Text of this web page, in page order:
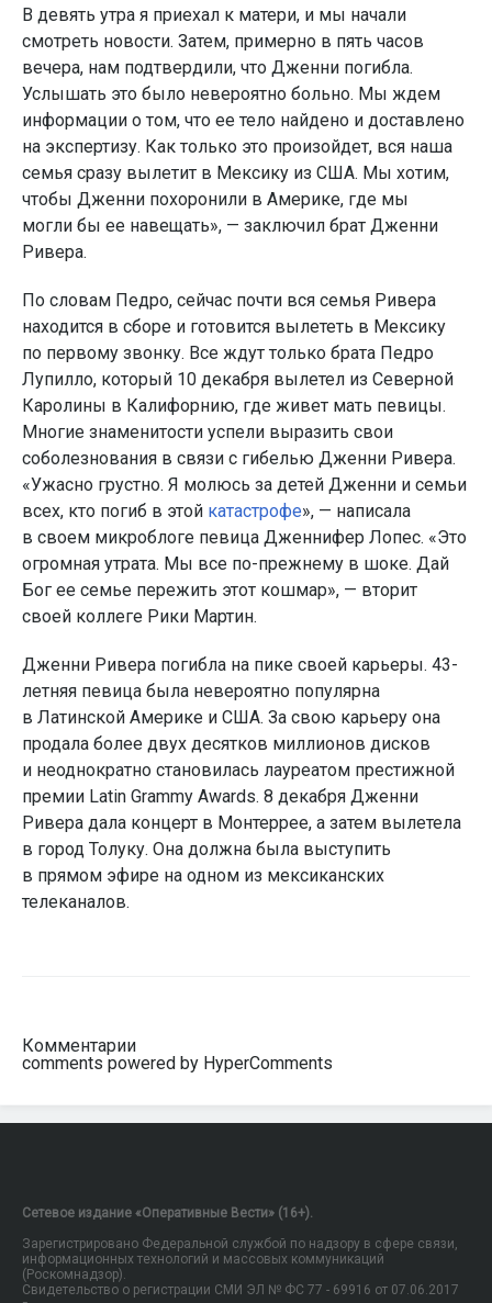
В девять утра я приехал к матери, и мы начали
смотреть новости. Затем, примерно в пять часов
вечера, нам подтвердили, что Дженни погибла.
Услышать это было невероятно больно. Мы ждем
информации о том, что ее тело найдено и доставлено
на экспертизу. Как только это произойдет, вся наша
семья сразу вылетит в Мексику из США. Мы хотим,
чтобы Дженни похоронили в Америке, где мы
могли бы ее навещать», — заключил брат Дженни
Ривера.
По словам Педро, сейчас почти вся семья Ривера
находится в сборе и готовится вылететь в Мексику
по первому звонку. Все ждут только брата Педро
Лупилло, который 10 декабря вылетел из Северной
Каролины в Калифорнию, где живет мать певицы.
Многие знаменитости успели выразить свои
соболезнования в связи с гибелью Дженни Ривера.
«Ужасно грустно. Я молюсь за детей Дженни и семьи
всех, кто погиб в этой катастрофе», — написала
в своем микроблоге певица Дженнифер Лопес. «Это
огромная утрата. Мы все по-прежнему в шоке. Дай
Бог ее семье пережить этот кошмар», — вторит
своей коллеге Рики Мартин.
Дженни Ривера погибла на пике своей карьеры. 43-
летняя певица была невероятно популярна
в Латинской Америке и США. За свою карьеру она
продала более двух десятков миллионов дисков
и неоднократно становилась лауреатом престижной
премии Latin Grammy Awards. 8 декабря Дженни
Ривера дала концерт в Монтеррее, а затем вылетела
в город Толуку. Она должна была выступить
в прямом эфире на одном из мексиканских
телеканалов.
Комментарии
comments powered by HyperComments
Сетевое издание «Оперативные Вести» (16+).
Зарегистрировано Федеральной службой по надзору в сфере связи,
информационных технологий и массовых коммуникаций
(Роскомнадзор).
Свидетельство о регистрации СМИ ЭЛ № ФС 77 - 69916 от 07.06.2017